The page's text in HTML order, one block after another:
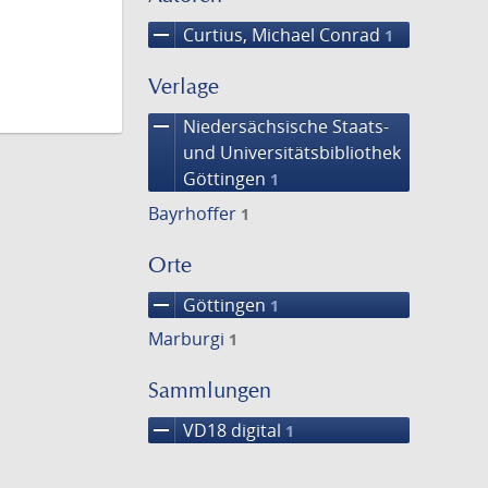
remove Curtius, Michael Conrad 1
Verlage
remove
Niedersächsische Staats-
und Universitätsbibliothek
Göttingen 1
Bayrhoffer 1
Orte
remove Göttingen 1
Marburgi 1
Sammlungen
remove VD18 digital 1